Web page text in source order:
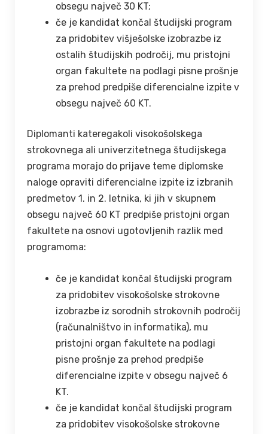
obsegu največ 30 KT;
če je kandidat končal študijski program
za pridobitev višješolske izobrazbe iz
ostalih študijskih področij, mu pristojni
organ fakultete na podlagi pisne prošnje
za prehod predpiše diferencialne izpite v
obsegu največ 60 KT.
Diplomanti kateregakoli visokošolskega
strokovnega ali univerzitetnega študijskega
programa morajo do prijave teme diplomske
naloge opraviti diferencialne izpite iz izbranih
predmetov 1. in 2. letnika, ki jih v skupnem
obsegu največ 60 KT predpiše pristojni organ
fakultete na osnovi ugotovljenih razlik med
programoma:
če je kandidat končal študijski program
za pridobitev visokošolske strokovne
izobrazbe iz sorodnih strokovnih področij
(računalništvo in informatika), mu
pristojni organ fakultete na podlagi
pisne prošnje za prehod predpiše
diferencialne izpite v obsegu največ 6
KT.
če je kandidat končal študijski program
za pridobitev visokošolske strokovne